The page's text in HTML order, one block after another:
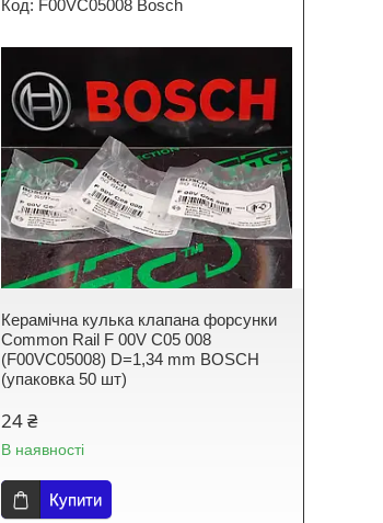
F00VC05008 Bosch
Керамічна кулька клапана форсунки
Common Rail F 00V C05 008
(F00VC05008) D=1,34 mm BOSCH
(упаковка 50 шт)
24 ₴
В наявності
Купити